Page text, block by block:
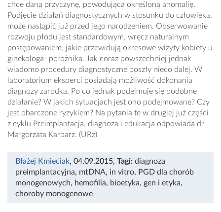
chce daną przyczynę, powodująca określoną anomalię.
Podjęcie działań diagnostycznych w stosunku do człowieka,
może nastąpić już przed jego narodzeniem. Obserwowanie
rozwoju płodu jest standardowym, wręcz naturalnym
postępowaniem, jakie przewidują okresowe wizyty kobiety u
ginekologa- położnika. Jak coraz powszechniej jednak
wiadomo procedury diagnostyczne poszły nieco dalej. W
laboratorium eksperci posiadają możliwość dokonania
diagnozy zarodka. Po co jednak podejmuje się podobne
działanie? W jakich sytuacjach jest ono podejmowane? Czy
jest obarczone ryzykiem? Na pytania te w drugiej już części
z cyklu Preimplantacja, diagnoza i edukacja odpowiada dr
Małgorzata Karbarz. (URz)
Błażej Kmieciak, 04.09.2015, Tagi: diagnoza
preimplantacyjna, mtDNA, in vitro, PGD dla chorób
monogenowych, hemofilia, bioetyka, gen i etyka,
choroby monogenowe